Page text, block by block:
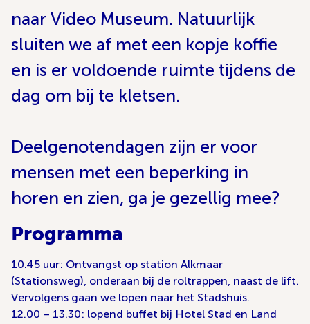
naar Video Museum. Natuurlijk
sluiten we af met een kopje koffie
en is er voldoende ruimte tijdens de
dag om bij te kletsen.
Deelgenotendagen zijn er voor
mensen met een beperking in
horen en zien, ga je gezellig mee?
Programma
10.45 uur: Ontvangst op station Alkmaar
(Stationsweg), onderaan bij de roltrappen, naast de lift.
Vervolgens gaan we lopen naar het Stadshuis.
12.00 – 13.30: lopend buffet bij Hotel Stad en Land